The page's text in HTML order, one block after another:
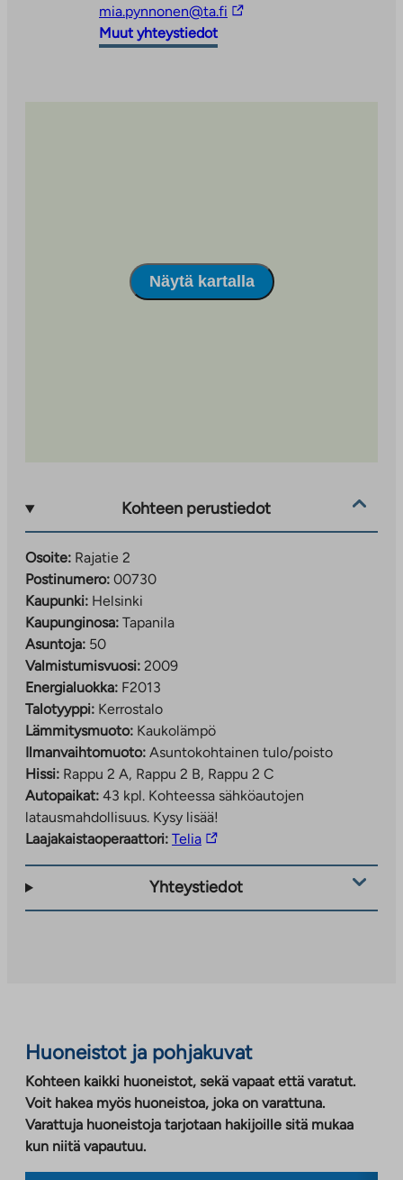
vie
ulkopuoliseen
palveluun
mia.pynnonen@ta.fi Linkki
Muut yhteystiedot
Näytä kartalla
Kohteen perustiedot
Osoite: Rajatie 2
Postinumero: 00730
Kaupunki: Helsinki
Kaupunginosa: Tapanila
Asuntoja: 50
Valmistumisvuosi: 2009
Energialuokka: F2013
Talotyyppi: Kerrostalo
Lämmitysmuoto: Kaukolämpö
Ilmanvaihtomuoto: Asuntokohtainen tulo/poisto
Hissi: Rappu 2 A, Rappu 2 B, Rappu 2 C
Autopaikat: 43 kpl. Kohteessa sähköautojen
latausmahdollisuus. Kysy lisää!
Laajakaistaoperaattori: TeliaLinkki
ulkopuoliseen
Yhteystiedot
Huoneistot ja pohjakuvat
Kohteen kaikki huoneistot, sekä vapaat että varatut.
Voit hakea myös huoneistoa, joka on varattuna.
Varattuja huoneistoja tarjotaan hakijoille sitä mukaa
kun niitä vapautuu.